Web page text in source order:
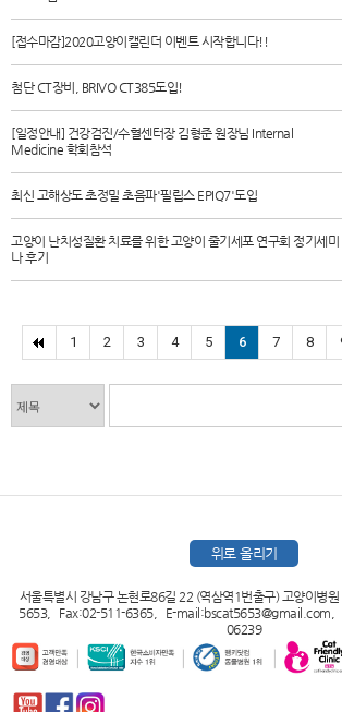
[접수마감]2020고양이캘린더 이벤트 시작합니다!!
첨단 CT장비, BRIVO CT385도입!
[일정안내] 건강검진/수혈센터장 김형준 원장님 Internal
Medicine 학회참석
최신 고해상도 초정밀 초음파'필립스 EPIQ7'도입
고양이 난치성질환 치료를 위한 고양이 줄기세포 연구회 정기세미
나 후기
1 2 3 4 5 6 7 8
위로 올리기
서울특별시 강남구 논현로86길 22 (역삼역1번출구) 고양이병
5653, Fax:02-511-6365, E-mail:bscat5653@gmail.com,
06239